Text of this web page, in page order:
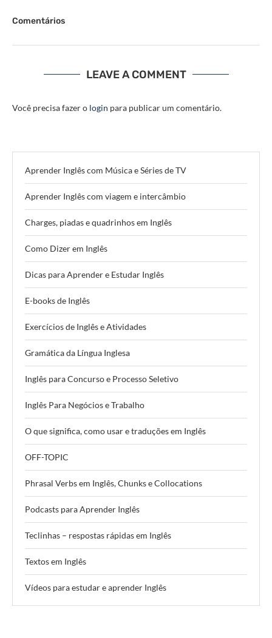
Comentários
LEAVE A COMMENT
Você precisa fazer o login para publicar um comentário.
Aprender Inglês com Música e Séries de TV
Aprender Inglês com viagem e intercâmbio
Charges, piadas e quadrinhos em Inglês
Como Dizer em Inglês
Dicas para Aprender e Estudar Inglês
E-books de Inglês
Exercícios de Inglês e Atividades
Gramática da Língua Inglesa
Inglês para Concurso e Processo Seletivo
Inglês Para Negócios e Trabalho
O que significa, como usar e traduções em Inglês
OFF-TOPIC
Phrasal Verbs em Inglês, Chunks e Collocations
Podcasts para Aprender Inglês
Teclinhas – respostas rápidas em Inglês
Textos em Inglês
Vídeos para estudar e aprender Inglês